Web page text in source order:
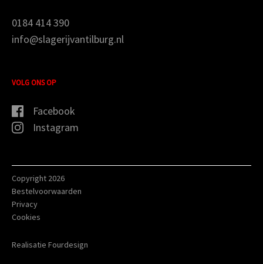
0184 414 390
info@slagerijvantilburg.nl
VOLG ONS OP
Facebook
Instagram
Copyright 2026
Bestelvoorwaarden
Privacy
Cookies
Realisatie Fourdesign